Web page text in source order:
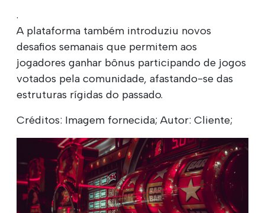
.
A plataforma também introduziu novos
desafios semanais que permitem aos
jogadores ganhar bônus participando de jogos
votados pela comunidade, afastando-se das
estruturas rígidas do passado.
Créditos: Imagem fornecida; Autor: Cliente;